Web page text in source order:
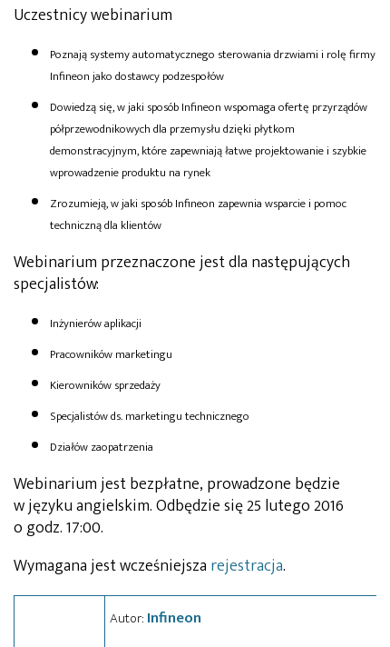
Uczestnicy webinarium
Poznają systemy automatycznego sterowania drzwiami i rolę firmy
Infineon jako dostawcy podzespołów
Dowiedzą się, w jaki sposób Infineon wspomaga ofertę przyrządów
półprzewodnikowych dla przemysłu dzięki płytkom
demonstracyjnym, które zapewniają łatwe projektowanie i szybkie
wprowadzenie produktu na rynek
Zrozumieją, w jaki sposób Infineon zapewnia wsparcie i pomoc
techniczną dla klientów
Webinarium przeznaczone jest dla następujących
specjalistów:
Inżynierów aplikacji
Pracowników marketingu
Kierowników sprzedaży
Specjalistów ds. marketingu technicznego
Działów zaopatrzenia
Webinarium jest bezpłatne, prowadzone będzie
w języku angielskim. Odbędzie się 25 lutego 2016
o godz. 17:00.
Wymagana jest wcześniejsza rejestracja.
Autor: Infineon